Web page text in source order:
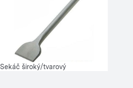
Sekáč široký/tvarový